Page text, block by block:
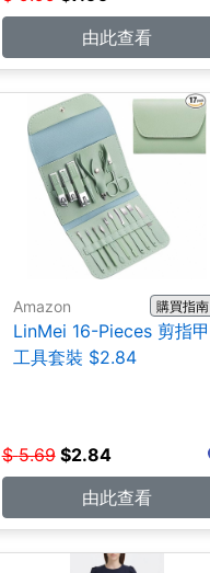
由此查看
Amazon 購買指南
LinMei 16-Pieces 剪指甲
工具套裝 $2.84
$ 5.69 $2.84
由此查看